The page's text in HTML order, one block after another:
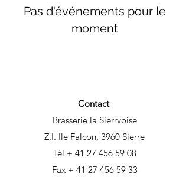
Pas d'événements pour le
moment
Contact
Brasserie la Sierrvoise
Z.I. Ile Falcon, 3960 Sierre
Tél + 41 27 456 59 08
Fax + 41 27 456 59 33